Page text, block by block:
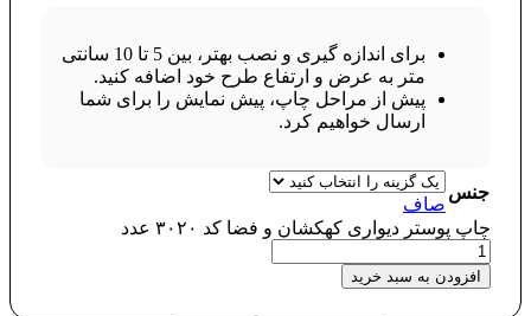
برای اندازه گیری و نصب بهتر، بین 5 تا 10 سانتی
متر به عرض و ارتفاع طرح خود اضافه کنید.
پیش از مراحل چاپ، پیش نمایش را برای شما
ارسال خواهیم کرد.
جنس
صاف
چاپ پوستر دیواری کهکشان و فضا کد ۳۰۲۰ عدد
افزودن به سبد خرید